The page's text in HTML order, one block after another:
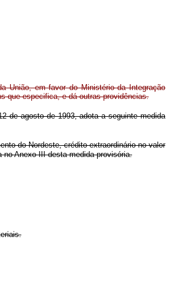
União, em favor do Ministério da Integração
que especifica, e dá outras providências.
de agosto de 1993, adota a seguinte medida
do Nordeste, crédito extraordinário no valor
no Anexo III desta medida provisória.